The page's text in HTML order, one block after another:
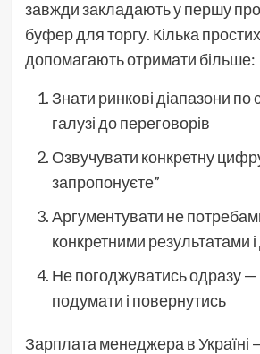
завжди закладають у першу
буфер для торгу. Кілька
допомагають отримати більше:
Знати ринкові діапазони по
галузі до переговорів
Озвучувати конкретну
запропонуєте”
Аргументувати не
конкретними результатами
Не погоджуватись одразу —
подумати і повернутись
Зарплата менеджера в Україні